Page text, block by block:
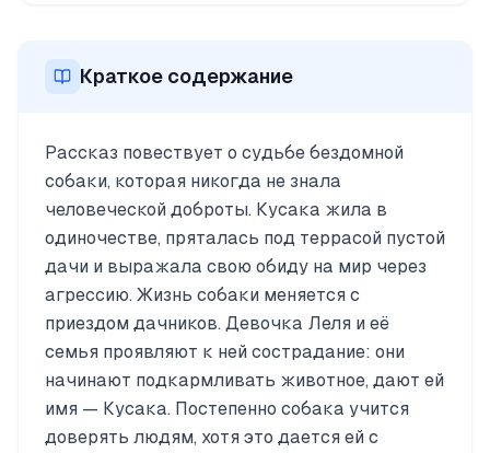
Краткое содержание
Рассказ повествует о судьбе бездомной
собаки, которая никогда не знала
человеческой доброты. Кусака жила в
одиночестве, пряталась под террасой пустой
дачи и выражала свою обиду на мир через
агрессию. Жизнь собаки меняется с
приездом дачников. Девочка Леля и её
семья проявляют к ней сострадание: они
начинают подкармливать животное, дают ей
имя — Кусака. Постепенно собака учится
доверять людям, хотя это дается ей с